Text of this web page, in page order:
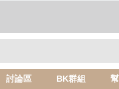
討論區 BK群組